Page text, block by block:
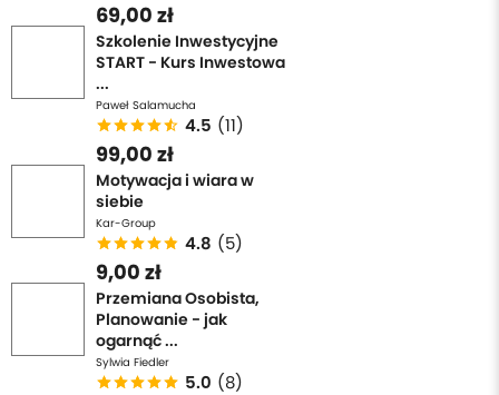
69,00 zł
Szkolenie Inwestycyjne
START - Kurs Inwestowa
...
Paweł Salamucha
4.5 (11)
99,00 zł
Motywacja i wiara w
siebie
Kar-Group
4.8 (5)
9,00 zł
Przemiana Osobista,
Planowanie - jak
ogarnąć ...
Sylwia Fiedler
5.0 (8)